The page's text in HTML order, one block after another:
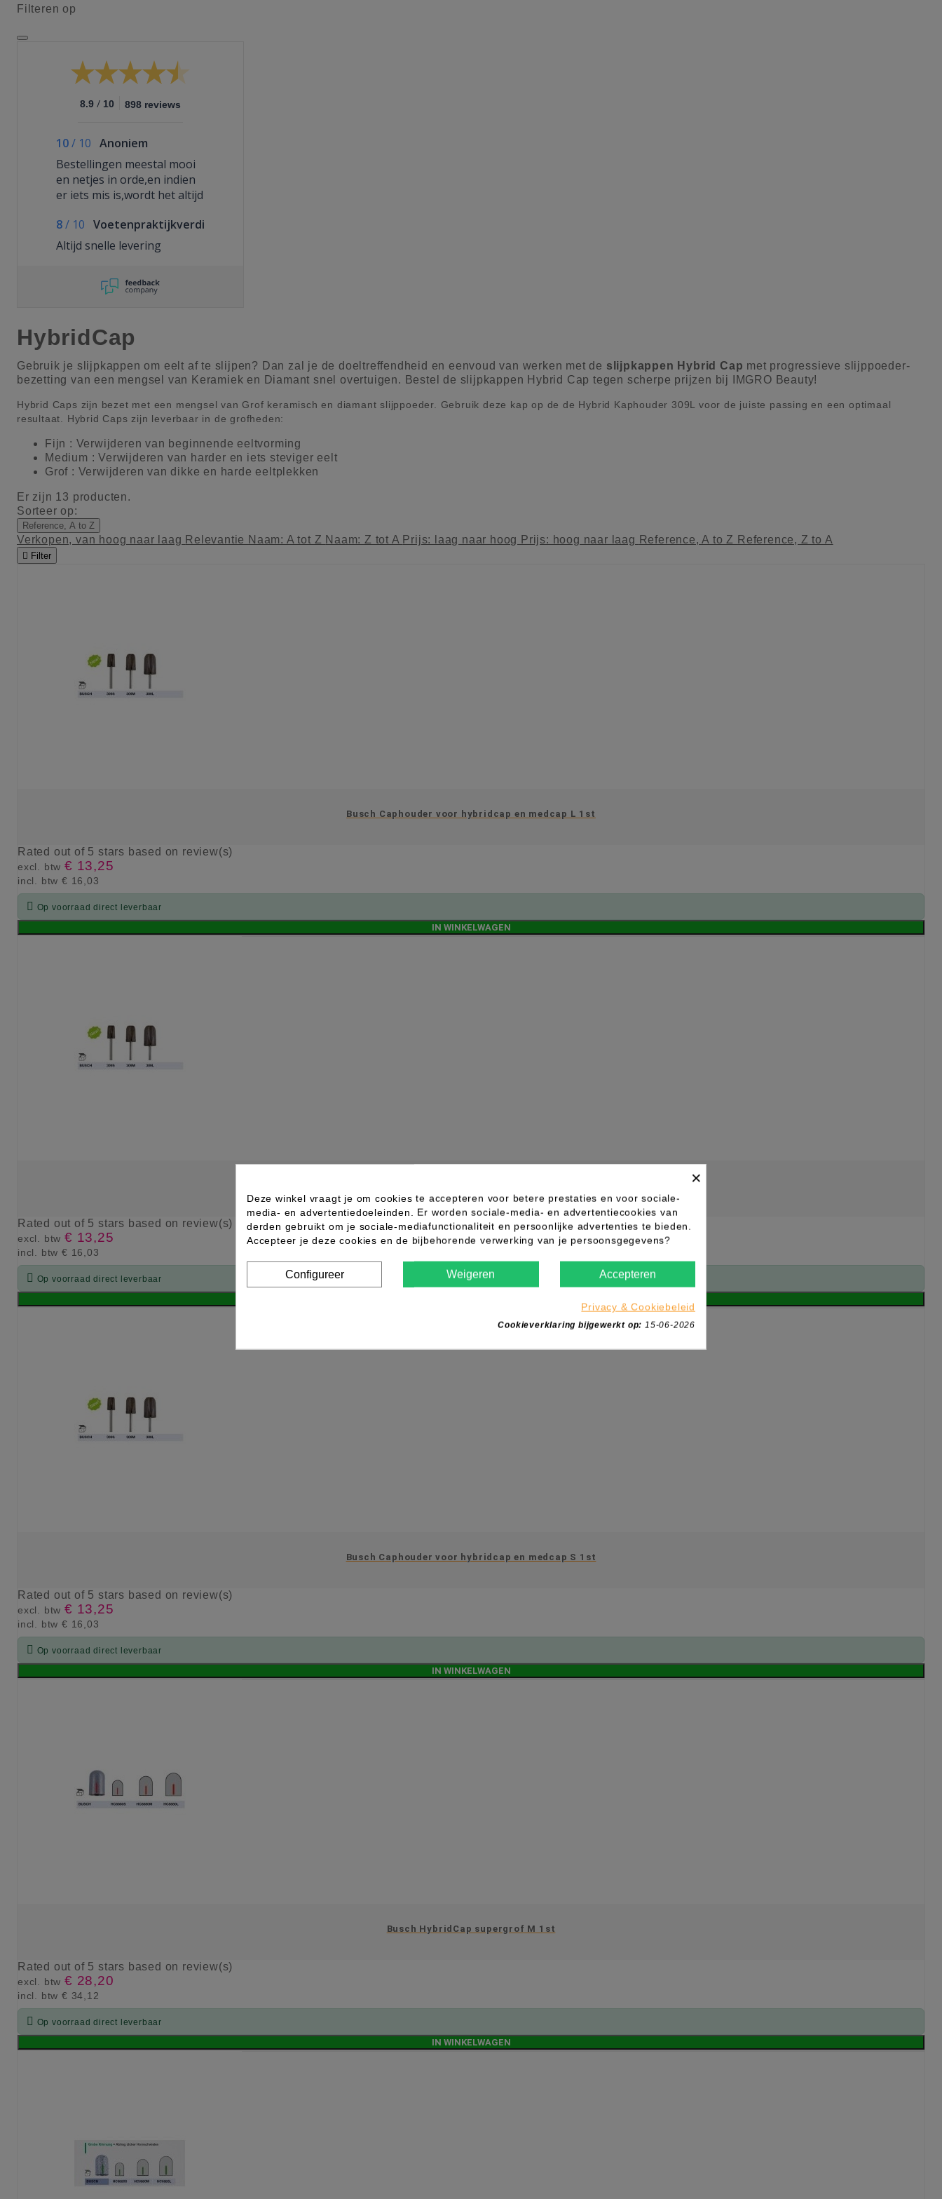
Filteren op
8.9 / 10 898 reviews
10/ 10 Anoniem
Bestellingen meestal mooi
en netjes in orde,en indien
er iets mis is,wordt het altijd
manier opgelost
8/ 10 Voetenpraktijkverdi
Altijd snelle levering
HybridCap
Gebruik je slijpkappen om eelt af te slijpen? Dan zal je de doeltreffendheid en eenvoud van werken met de slijpkappen Hybrid Cap met progressieve slijppoeder-
bezetting van een mengsel van Keramiek en Diamant snel overtuigen. Bestel de slijpkappen Hybrid Cap tegen scherpe prijzen bij IMGRO Beauty!
Hybrid Caps zijn bezet met een mengsel van Grof keramisch en diamant slijppoeder. Gebruik deze kap op de de Hybrid Kaphouder 309L voor de juiste passing en een optimaal
resultaat. Hybrid Caps zijn leverbaar in de grofheden:
Fijn : Verwijderen van beginnende eeltvorming
Medium : Verwijderen van harder en iets steviger eelt
Grof : Verwijderen van dikke en harde eeltplekken
Er zijn 13 producten.
Sorteer op:
Reference, A to Z
Verkopen, van hoog naar laag Relevantie Naam: A tot Z Naam: Z tot A Prijs: laag naar hoog Prijs: hoog naar laag Reference, A to Z Reference, Z to A
 Filter
Busch Caphouder voor hybridcap en medcap L 1st
Rated out of 5 stars based on review(s)
excl. btw € 13,25
incl. btw € 16,03
 Op voorraad direct leverbaar
IN WINKELWAGEN
Rated out of 5 stars based on review(s)
excl. btw € 13,25
incl. btw € 16,03
 Op voorraad direct leverbaar
Busch Caphouder voor hybridcap en medcap S 1st
Rated out of 5 stars based on review(s)
excl. btw € 13,25
incl. btw € 16,03
 Op voorraad direct leverbaar
IN WINKELWAGEN
Busch HybridCap supergrof M 1st
Rated out of 5 stars based on review(s)
excl. btw € 28,20
incl. btw € 34,12
 Op voorraad direct leverbaar
IN WINKELWAGEN
×
Deze winkel vraagt je om cookies te accepteren voor betere prestaties en voor sociale-
media- en advertentiedoeleinden. Er worden sociale-media- en advertentiecookies van
derden gebruikt om je sociale-mediafunctionaliteit en persoonlijke advertenties te bieden.
Accepteer je deze cookies en de bijbehorende verwerking van je persoonsgegevens?
Configureer Weigeren Accepteren
Privacy & Cookiebeleid
Cookieverklaring bijgewerkt op: 15-06-2026